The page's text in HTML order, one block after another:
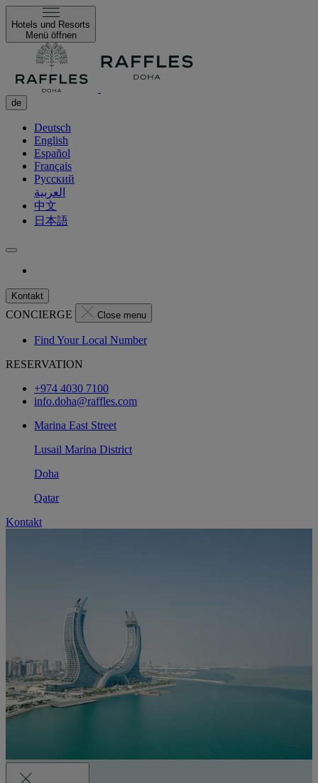
Hotels und Resorts
Menü öffnen
de
Deutsch
English
Español
Français
Русский
العربية
中文
日本語
Kontakt
CONCIERGE Close menu
Find Your Local Number
RESERVATION
+974 4030 7100
info.doha@raffles.com
Marina East Street
Lusail Marina District
Doha
Qatar
Kontakt